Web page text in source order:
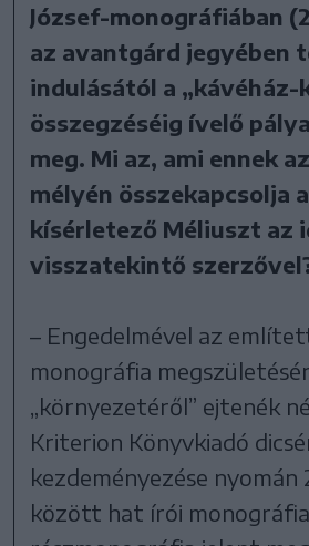
József-monográfiában
az avantgárd jegyében
indulásától a
összegzéséig ívelő
meg. Mi az, ami ennek
mélyén összekapcsolja
kísérletező Méliuszt az
visszatekintő
– Engedelmével az
monográfia
„környezetéről” ejtenék
Kriterion Könyvkiadó
kezdeményezése nyomán
között hat írói